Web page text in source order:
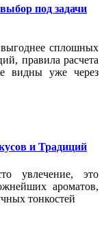
под задачи
выгоднее сплошных
правила расчета
видны уже через
и Традиций
увлечение, это
ароматов,
тонкостей